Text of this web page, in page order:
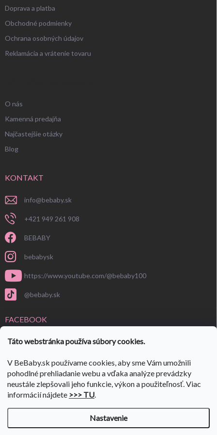
Táto webstránka používa súbory cookies.
V BeBaby.sk používame cookies, aby sme Vám umožnili
pohodlné prehliadanie webu a vďaka analýze prevádzky
neustále zlepšovali jeho funkcie, výkon a použiteľnosť. Viac
informácií nájdete >>> TU.
Nastavenie
Doprava a platba
Obchodné podmienky
Ochrana osobných údajov
Reklamácia a vrátenie tovaru
O nás
Kamenná predajňa
Najčastejšie otázky
Blog
KONTAKT
info@bebaby.sk
+421 949 261 908
BEBABY
bebabysk
https://www.youtube.com/@bebaby100
@bebaby.sk
FACEBOOK